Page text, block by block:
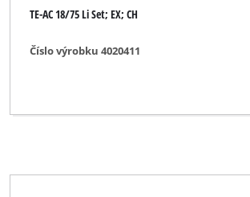
TE-AC 18/75 Li Set; EX; CH
Číslo výrobku 4020411